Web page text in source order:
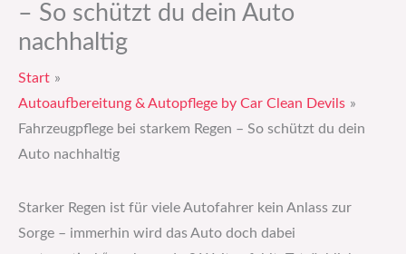
– So schützt du dein Auto
nachhaltig
Start
Autoaufbereitung & Autopflege by Car Clean Devils
Fahrzeugpflege bei starkem Regen – So schützt du dein
Auto nachhaltig
Starker Regen ist für viele Autofahrer kein Anlass zur
Sorge – immerhin wird das Auto doch dabei